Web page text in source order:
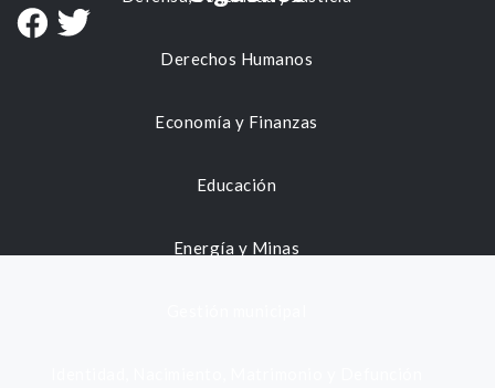
Derechos Humanos
Economía y Finanzas
Educación
Energía y Minas